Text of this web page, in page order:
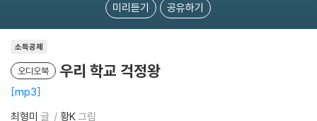
미리듣기 공유하기
소득공제
오디오북 우리 학교 걱정왕
mp3
최형미 글 황K그림